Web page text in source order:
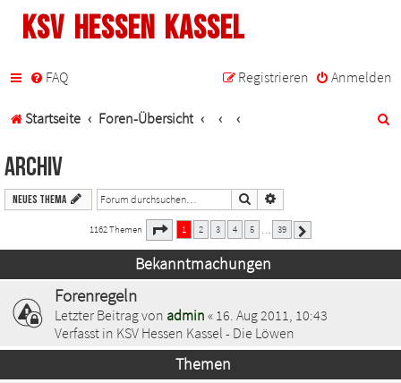
KSV Hessen Kassel
FAQ Anmelden
Registrieren
Startseite Foren-Übersicht
Archiv
Neues Thema Suche
1162 Themen Seite von 39
1 2 3 4 5 39
Bekanntmachungen
Forenregeln
Letzter Beitrag von admin « 16. Aug 2011, 10:43
Verfasst in KSV Hessen Kassel - Die Löwen
Themen